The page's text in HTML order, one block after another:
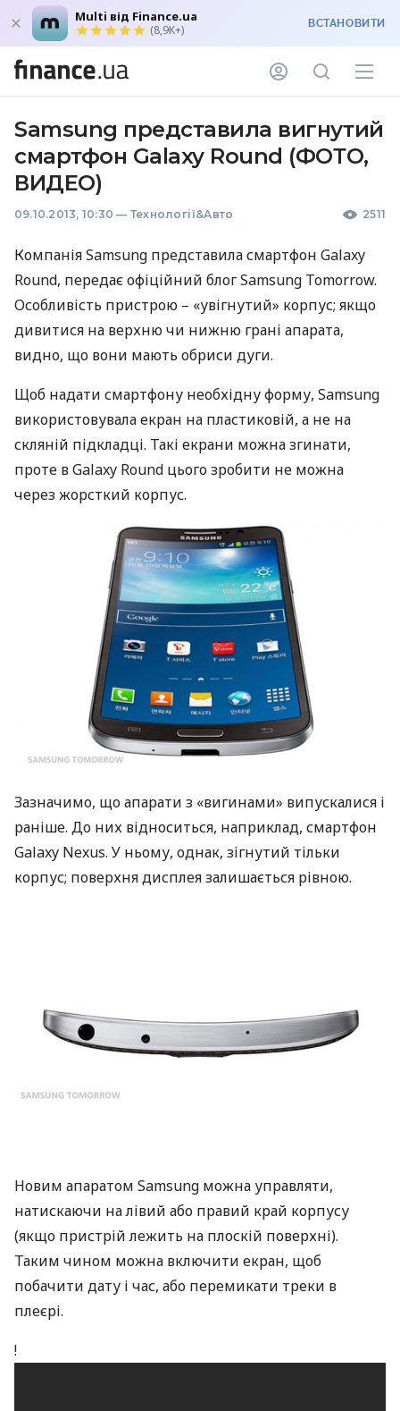
Multi від Finance.ua
(8,9K+) ВСТАНОВИТИ
Samsung представила вигнутий
смартфон Galaxy Round (ФОТО,
ВИДЕО)
09.10.2013, 10:30 — Технології&Авто 2511
Компанія Samsung представила смартфон Galaxy
Round, передає офіційний блог Samsung Tomorrow.
Особливість пристрою – «увігнутий» корпус; якщо
дивитися на верхню чи нижню грані апарата,
видно, що вони мають обриси дуги.
Щоб надати смартфону необхідну форму, Samsung
використовувала екран на пластиковій, а не на
скляній підкладці. Такі екрани можна згинати,
проте в Galaxy Round цього зробити не можна
через жорсткий корпус.
Зазначимо, що апарати з «вигинами» випускалися і
раніше. До них відноситься, наприклад, смартфон
Galaxy Nexus. У ньому, однак, зігнутий тільки
корпус; поверхня дисплея залишається рівною.
Новим апаратом Samsung можна управляти,
натискаючи на лівий або правий край корпусу
(якщо пристрій лежить на плоскій поверхні).
Таким чином можна включити екран, щоб
побачити дату і час, або перемикати треки в
плеєрі.
!